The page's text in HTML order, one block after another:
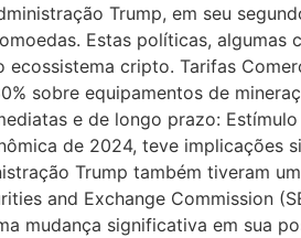
Trump, em seu
Estas políticas,
cripto. Tarifas
sobre equipamentos de
e de longo prazo:
de 2024, teve
Trump também tiveram
and Exchange Commission
mudança significativa em sua